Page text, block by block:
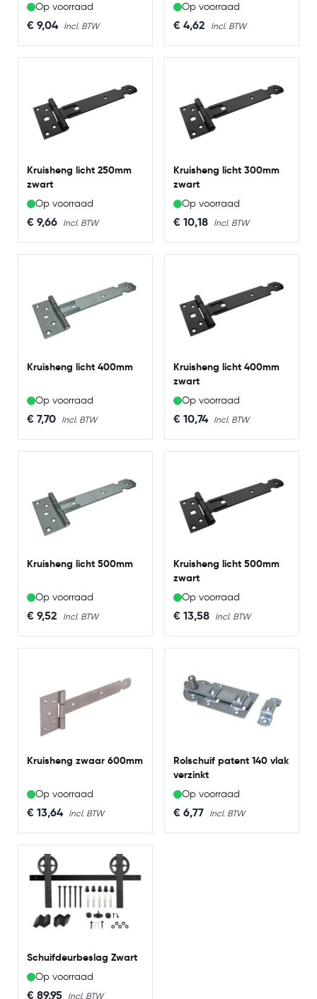
Op voorraad
€ 9,04
Op voorraad
€ 4,62
Kruisheng licht 250mm
zwart
Op voorraad
€ 9,66
Kruisheng licht 300mm
zwart
Op voorraad
€ 10,18
Kruisheng licht 400mm
Op voorraad
€ 7,70
Kruisheng licht 400mm
zwart
Op voorraad
€ 10,74
Kruisheng licht 500mm
Op voorraad
€ 9,52
Kruisheng licht 500mm
zwart
Op voorraad
€ 13,58
Kruisheng zwaar 600mm
Op voorraad
€ 13,64
Rolschuif patent 140 vlak
verzinkt
Op voorraad
€ 6,77
Schuifdeurbeslag Zwart
Op voorraad
€ 89,95